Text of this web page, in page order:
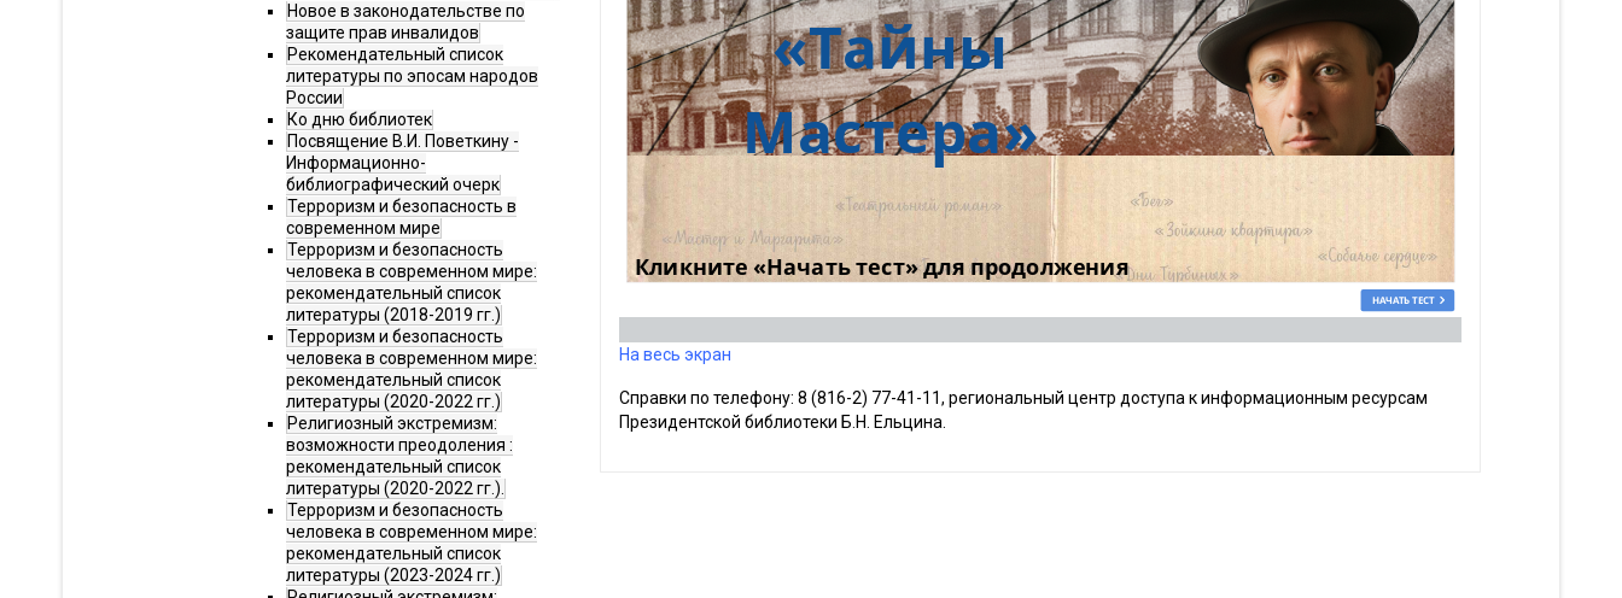
Новое в законодательстве по
защите прав инвалидов
Рекомендательный список
литературы по эпосам народов
России
Ко дню библиотек
Посвящение В.И. Поветкину -
Информационно-
библиографический очерк
Терроризм и безопасность в
современном мире
Терроризм и безопасность
человека в современном мире:
рекомендательный список
литературы (2018-2019 гг.)
Терроризм и безопасность
человека в современном мире:
рекомендательный список
литературы (2020-2022 гг.)
Религиозный экстремизм:
возможности преодоления :
рекомендательный список
литературы (2020-2022 гг.).
Терроризм и безопасность
человека в современном мире:
рекомендательный список
литературы (2023-2024 гг.)
На весь экран
Справки по телефону: 8 (816-2) 77-41-11, региональный центр доступа к информационным ресурсам
Президентской библиотеки Б.Н. Ельцина.